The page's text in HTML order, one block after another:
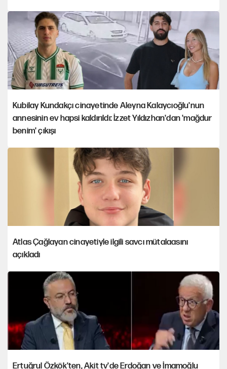
Kubilay Kundakçı cinayetinde Aleyna Kalaycıoğlu'nun
annesinin ev hapsi kaldırıldı: İzzet Yıldızhan'dan 'mağdur
benim' çıkışı
Atlas Çağlayan cinayetiyle ilgili savcı mütalaasını
açıkladı
Ertuğrul Özkök'ten, Akit tv'de Erdoğan ve İmamoğlu